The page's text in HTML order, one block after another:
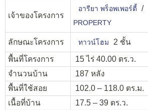
เจ้าของโครงการ
อารียา พร็อพเพอร์ตี้ /
PROPERTY
ลักษณะโครงการ ทาวน์โฮม
2 ชั้น
พื้นที่โครงการ
15 ไร่ 40.00 ตร.ว.
จำนวนบ้าน
187 หลัง
พื้นที่ใช้สอย
102.0 – 118.0 ตร.ม.
เนื้อที่บ้าน
17.5 – 39 ตร.ว.